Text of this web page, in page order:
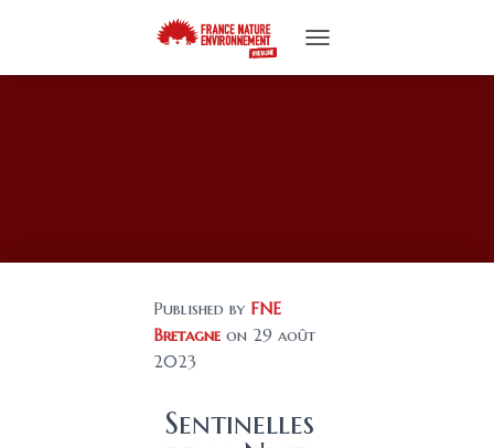
O
G
Published by FNE
Bretagne on 29 août
2023
Sentinelles